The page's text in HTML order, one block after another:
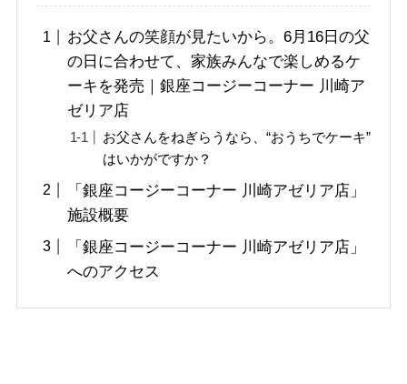
お父さんの笑顔が見たいから。6月16日の父
の日に合わせて、家族みんなで楽しめるケ
ーキを発売｜銀座コージーコーナー 川崎ア
ゼリア店
お父さんをねぎらうなら、“おうちでケーキ”
はいかがですか？
「銀座コージーコーナー 川崎アゼリア店」
施設概要
「銀座コージーコーナー 川崎アゼリア店」
へのアクセス